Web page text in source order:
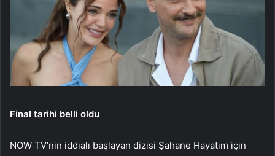
Final tarihi belli oldu
NOW TV’nin iddialı başlayan dizisi Şahane Hayatım için